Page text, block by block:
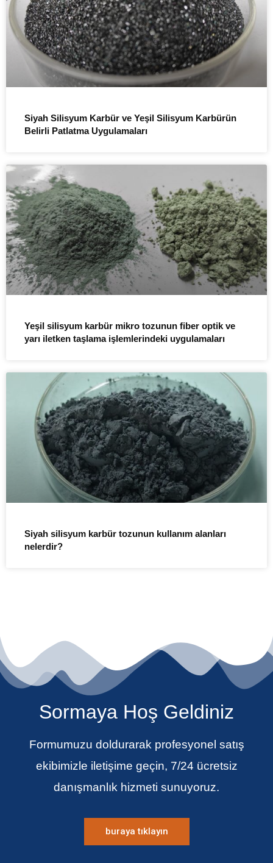
Siyah Silisyum Karbür ve Yeşil Silisyum Karbürün
Belirli Patlatma Uygulamaları
Yeşil silisyum karbür mikro tozunun fiber optik ve
yarı iletken taşlama işlemlerindeki uygulamaları
Siyah silisyum karbür tozunun kullanım alanları
nelerdir?
Sormaya Hoş Geldiniz
Formumuzu doldurarak profesyonel satış
ekibimizle iletişime geçin, 7/24 ücretsiz
danışmanlık hizmeti sunuyoruz.
buraya tıklayın